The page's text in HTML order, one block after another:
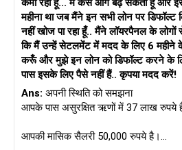
कमा रहा हूँ... मैं कैसे आगे बढ़ सकता हूँ और
महीना था जब मैंने इन सभी लोन पर डिफॉल्ट
नहीं खोज पा रहा हूँ.. मैंने लॉयरपैनल के
कि मैं उन्हें सेटलमेंट में मदद के लिए 6 महीने
करूँ और मुझे इन लोन को डिफॉल्ट करने के
पास इसके लिए पैसे नहीं हैं.. कृपया मदद करें!
Ans: अपनी स्थिति को समझना
आपके पास असुरक्षित ऋणों में 37 लाख रुपये
आपकी मासिक सैलरी 50,000 रुपये है।